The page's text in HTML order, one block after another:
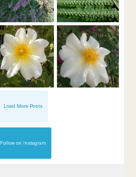
Load More Posts
Follow on Instagram